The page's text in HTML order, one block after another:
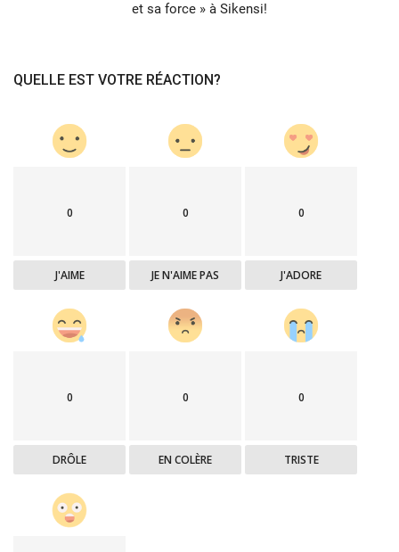
et sa force » à Sikensi!
QUELLE EST VOTRE RÉACTION?
0
J'AIME
0
JE N'AIME PAS
0
J'ADORE
0
DRÔLE
0
EN COLÈRE
0
TRISTE